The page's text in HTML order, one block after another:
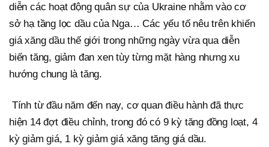
diễn các hoạt động quân sự của Ukraine nhằm vào cơ
sở hạ tầng lọc dầu của Nga… Các yếu tố nêu trên khiến
giá xăng dầu thế giới trong những ngày vừa qua diễn
biến tăng, giảm đan xen tùy từng mặt hàng nhưng xu
hướng chung là tăng.
Tính từ đầu năm đến nay, cơ quan điều hành đã thực
hiện 14 đợt điều chỉnh, trong đó có 9 kỳ tăng đồng loạt, 4
kỳ giảm giá, 1 kỳ giảm giá xăng tăng giá dầu.